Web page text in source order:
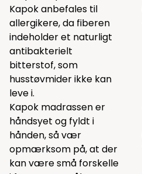
Kapok anbefales til
allergikere, da fiberen
indeholder et naturligt
antibakterielt
bitterstof, som
husstøvmider ikke kan
leve i.
Kapok madrassen er
håndsyet og fyldt i
hånden, så vær
opmærksom på, at der
kan være små forskelle